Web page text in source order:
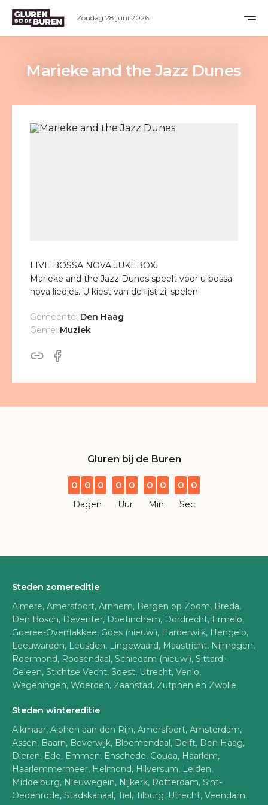
Marieke and the Jazz Dunes
LIVE BOSSA NOVA JUKEBOX.
Marieke and the Jazz Dunes speelt voor u bossa
nova liedjes. U kiest van de lijst zij spelen.
Gemeente: Den Haag
Genre: Muziek
Gluren bij de Buren
0 0 0
Dagen
0 0
Uur
0 0
Min
0 0
Sec
Steden zomereditie
Almere, Amersfoort, Arnhem, Bergen op Zoom, Breda,
Den Bosch, Deventer, Doetinchem, Dordrecht, Ermelo,
Goeree-Overflakkee, Goes (nieuw!), Harderwijk, Hengelo,
Leeuwarden, Leusden, Lingewaard, Maastricht, Nijmegen,
Roermond, Roosendaal, Schiedam (nieuw!), Sittard-
Geleen, Stichtse Vecht, Soest, Utrecht, Venlo,
Wageningen, Woerden, Zaanstad, Zutphen en Zwolle.
Steden wintereditie
Alkmaar, Alphen aan den Rijn, Amersfoort, Amsterdam,
Assen, Baarn, Beverwijk, Bloemendaal, Delft, Den Haag,
Dieren, Ede, Emmen, Enschede, Gouda, Haarlem,
Haarlemmermeer, Helmond, Hilversum, Leiden,
Middelburg, Nieuwegein, Nijkerk, Rotterdam, Sint-
Oedenrode, Stadskanaal, Tiel, Tilburg, Utrecht, Veendam,
Zondag 28 juni 2026